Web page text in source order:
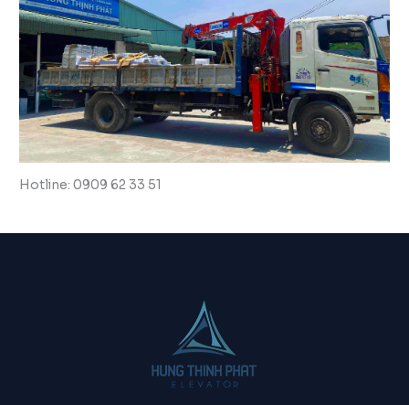
Hotline: 0909 62 33 51